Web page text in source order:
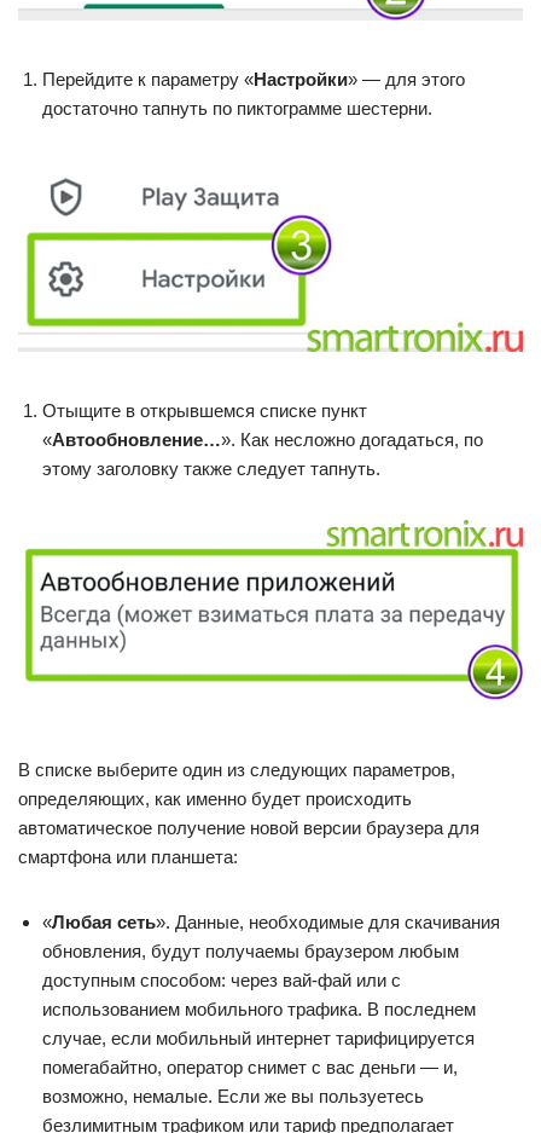
Перейдите к параметру «Настройки» — для этого
достаточно тапнуть по пиктограмме шестерни.
Отыщите в открывшемся списке пункт
«Автообновление…». Как несложно догадаться, по
этому заголовку также следует тапнуть.
В списке выберите один из следующих параметров,
определяющих, как именно будет происходить
автоматическое получение новой версии браузера для
смартфона или планшета:
«Любая сеть». Данные, необходимые для скачивания
обновления, будут получаемы браузером любым
доступным способом: через вай-фай или с
использованием мобильного трафика. В последнем
случае, если мобильный интернет тарифицируется
помегабайтно, оператор снимет с вас деньги — и,
возможно, немалые. Если же вы пользуетесь
безлимитным трафиком или тариф предполагает